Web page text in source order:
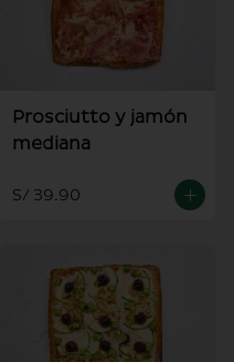
Prosciutto y jamón
mediana
S/ 39.90